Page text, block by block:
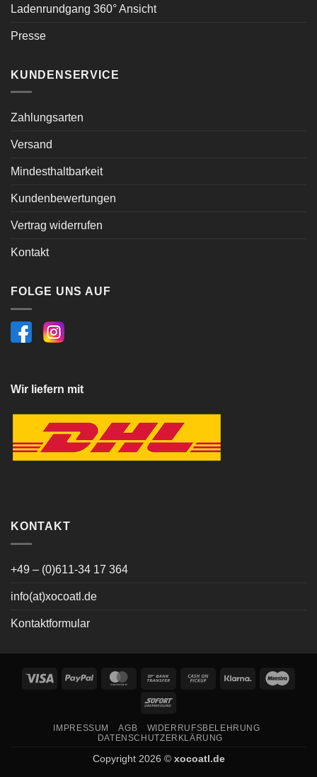
Ladenrundgang 360° Ansicht
Presse
KUNDENSERVICE
Zahlungsarten
Versand
Mindesthaltbarkeit
Kundenbewertungen
Vertrag widerrufen
Kontakt
FOLGE UNS AUF
Wir liefern mit
KONTAKT
+49 – (0)611-34 17 364
info(at)xocoatl.de
Kontaktformular
Visa PayPal MasterCardBank
Cash
Klarna
Sofort
IMPRESSUM AGB
WIDERRUFSBELEHRUNG
DATENSCHUTZERKLÄRUNG
Copyright 2026 © xocoatl.de